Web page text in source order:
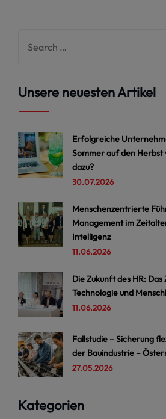
Unsere neuesten Artikel
Erfolgreiche
Sommer auf den Herbst
dazu?
30.07.2026
Menschenzentrierte
Management im
Intelligenz
11.06.2026
Die Zukunft des HR:
Technologie und
11.06.2026
Fallstudie – Sicherung
der Bauindustrie –
27.05.2026
Kategorien